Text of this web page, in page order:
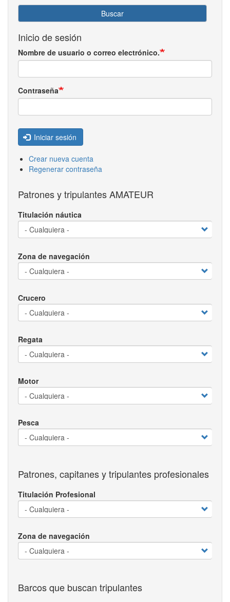
Buscar
Inicio de sesión
Nombre de usuario o correo electrónico.
Contraseña
Iniciar sesión
Crear nueva cuenta
Regenerar contraseña
Patrones y tripulantes AMATEUR
Titulación náutica
Zona de navegación
Crucero
Regata
Motor
Pesca
Patrones, capitanes y tripulantes profesionales
Titulación Profesional
Zona de navegación
Barcos que buscan tripulantes